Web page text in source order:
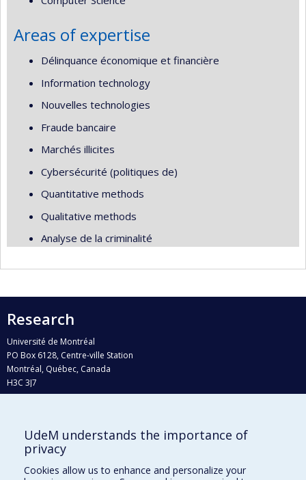
Areas of expertise
Délinquance économique et financière
Information technology
Nouvelles technologies
Fraude bancaire
Marchés illicites
Cybersécurité (politiques de)
Quantitative methods
Qualitative methods
Analyse de la criminalité
Research
Université de Montréal
PO Box 6128, Centre-ville Station
Montréal, Québec, Canada
H3C 3J7
Who does what?
Find us
UdeM understands the importance of
privacy
Cookies allow us to enhance and personalize your